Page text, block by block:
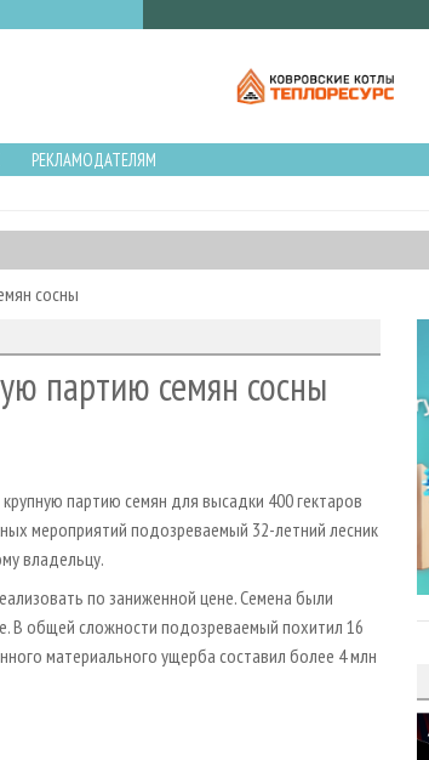
РЕКЛАМОДАТЕЛЯМ
сосны
партию семян сосны
партию семян для высадки 400 гектаров
мероприятий подозреваемый 32-летний лесник
владельцу.
по заниженной цене. Семена были
В общей сложности подозреваемый похитил 16
материального ущерба составил более 4 млн